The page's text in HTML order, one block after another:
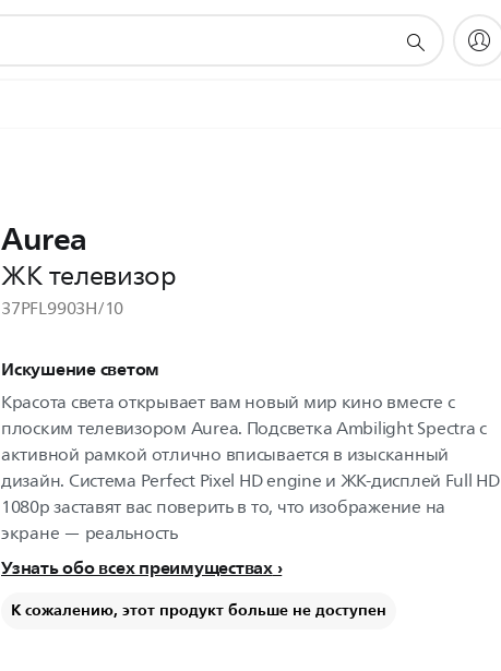
Aurea
ЖК телевизор
37PFL9903H/10
Искушение светом
Красота света открывает вам новый мир кино вместе с
плоским телевизором Aurea. Подсветка Ambilight Spectra с
активной рамкой отлично вписывается в изысканный
дизайн. Система Perfect Pixel HD engine и ЖК-дисплей Full HD
1080p заставят вас поверить в то, что изображение на
экране — реальность
Узнать обо всех преимуществах
К сожалению, этот продукт больше не доступен